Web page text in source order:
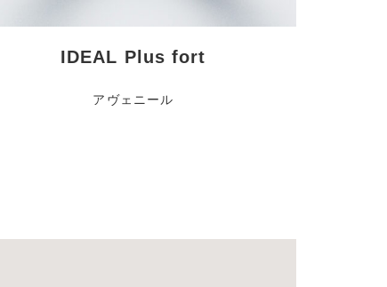
IDEAL Plus fort
アヴェニール